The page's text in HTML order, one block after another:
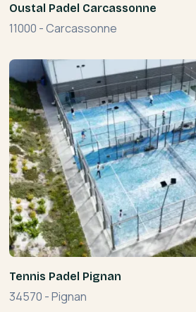
Oustal Padel Carcassonne
11000 -Carcassonne
Tennis Padel Pignan
34570 -Pignan